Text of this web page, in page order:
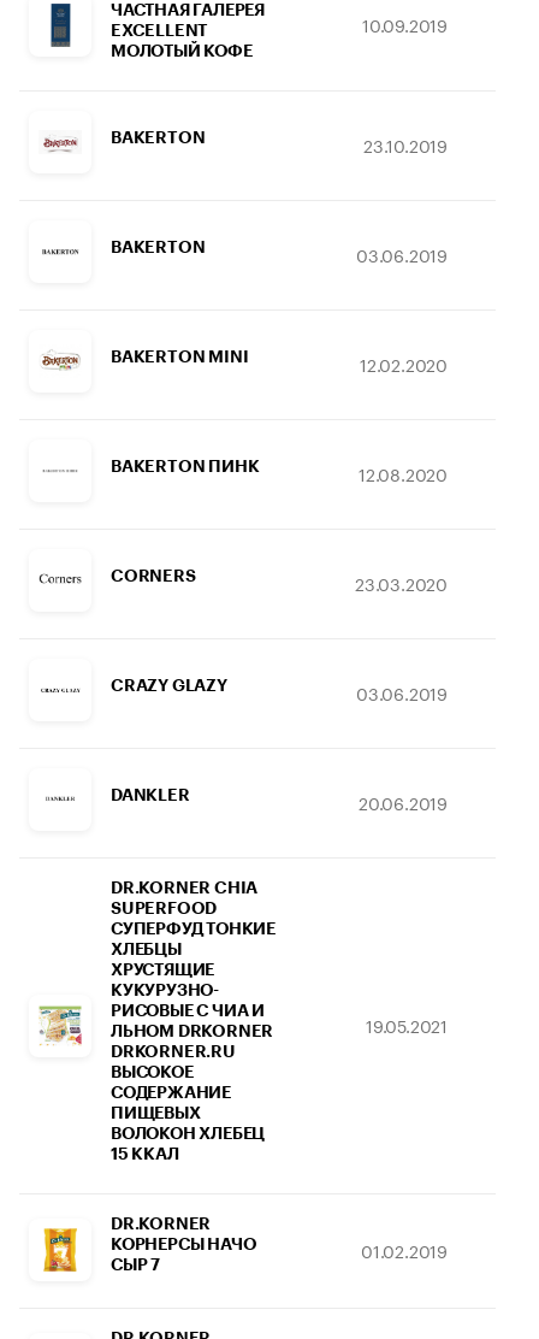
ЧАСТНАЯ ГАЛЕРЕЯ
EXCELLENT
МОЛОТЫЙ КОФЕ
10.09.2019
BAKERTON 23.10.2019
BAKERTON 03.06.2019
BAKERTON MINI 12.02.2020
BAKERTON ПИНК 12.08.2020
CORNERS 23.03.2020
CRAZY GLAZY 03.06.2019
DANKLER 20.06.2019
DR.KORNER CHIA
SUPERFOOD
СУПЕРФУД ТОНКИЕ
ХЛЕБЦЫ
ХРУСТЯЩИЕ
КУКУРУЗНО-
РИСОВЫЕ С ЧИА И
ЛЬНОМ DRKORNER
DRKORNER.RU
ВЫСОКОЕ
СОДЕРЖАНИЕ
ПИЩЕВЫХ
ВОЛОКОН ХЛЕБЕЦ
15 ККАЛ
19.05.2021
DR.KORNER
КОРНЕРСЫ НАЧО
СЫР 7
01.02.2019